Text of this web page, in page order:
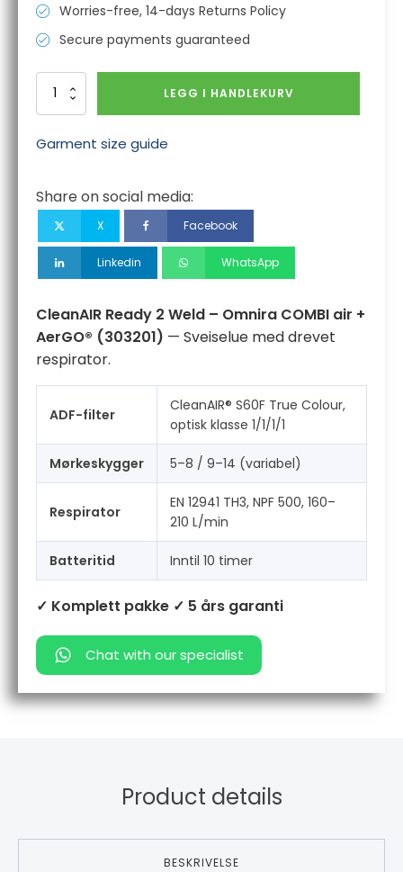
Worries-free, 14-days Returns Policy
Secure payments guaranteed
CleanAIR
Weld
COMBI
air
AerGO®
antall
LEGG I HANDLEKURV
Garment size guide
Share on social media:
X Facebook
Linkedin WhatsApp
CleanAIR Ready 2 Weld – Omnira COMBI air +
AerGO® (303201) — Sveiselue med drevet
respirator.
ADF-filter
CleanAIR® S60F True Colour,
optisk klasse 1/1/1/1
Mørkeskygger 5–8 / 9–14 (variabel)
Respirator
EN 12941 TH3, NPF 500, 160–
210 L/min
Batteritid Inntil 10 timer
✓ Komplett pakke ✓ 5 års garanti
Chat with our specialist
Product details
BESKRIVELSE